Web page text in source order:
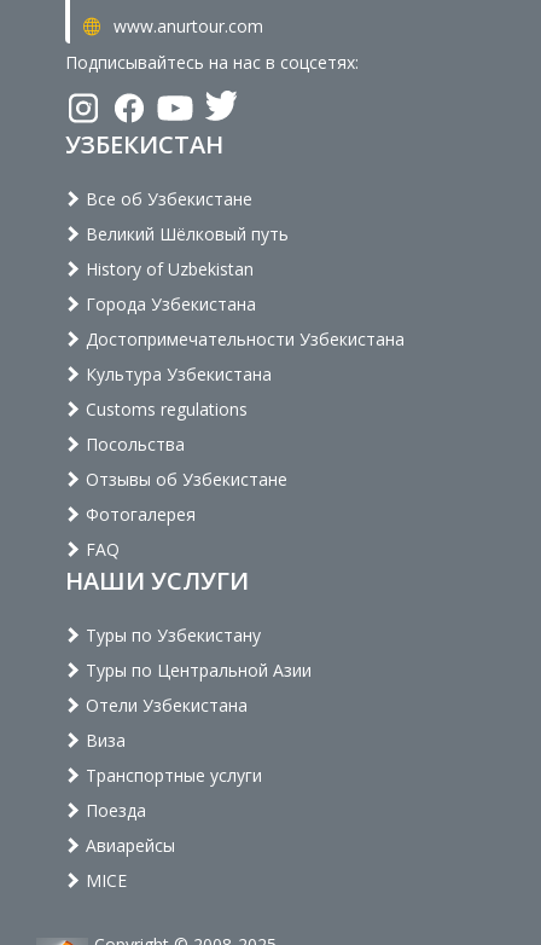
www.anurtour.com
Подписывайтесь на нас в соцсетях:
УЗБЕКИСТАН
Все об Узбекистане
Великий Шёлковый путь
History of Uzbekistan
Города Узбекистана
Достопримечательности Узбекистана
Культура Узбекистана
Customs regulations
Посольства
Отзывы об Узбекистане
Фотогалерея
FAQ
НАШИ УСЛУГИ
Туры по Узбекистану
Туры по Центральной Азии
Отели Узбекистана
Виза
Транспортные услуги
Поезда
Авиарейсы
MICE